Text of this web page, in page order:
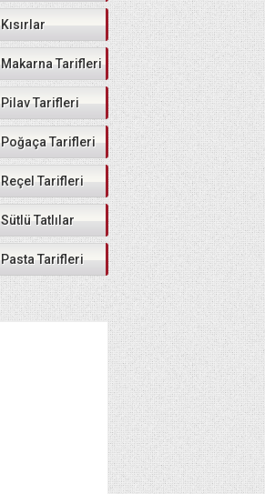
Kısırlar
Makarna Tarifleri
Pilav Tarifleri
Poğaça Tarifleri
Reçel Tarifleri
Sütlü Tatlılar
Pasta Tarifleri